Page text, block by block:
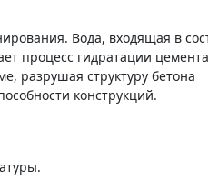
Вода, входящая в
процесс гидратации
разрушая структуру бетона
конструкций.